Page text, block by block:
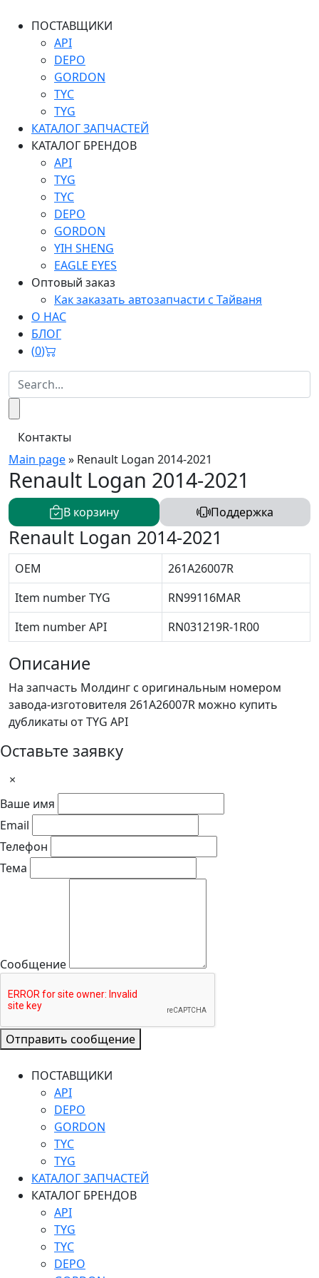
ПОСТАВЩИКИ
API
DEPO
GORDON
TYC
TYG
КАТАЛОГ ЗАПЧАСТЕЙ
КАТАЛОГ БРЕНДОВ
API
TYG
TYC
DEPO
GORDON
YIH SHENG
EAGLE EYES
Оптовый заказ
Как заказать автозапчасти с Тайваня
О НАС
БЛОГ
(0)
Контакты
Main page» Renault Logan 2014-2021
Renault Logan 2014-2021
В корзину Поддержка
Renault Logan 2014-2021
OEM
261A26007R
Item number TYG
RN99116MAR
Item number API
RN031219R-1R00
Описание
На запчасть Молдинг с оригинальным номером
завода-изготовителя 261A26007R можно купить
дубликаты от TYG API
Оставьте заявку
×
Ваше имя
Email
Телефон
Тема
Сообщение
Отправить сообщение
ПОСТАВЩИКИ
API
DEPO
GORDON
TYC
TYG
КАТАЛОГ ЗАПЧАСТЕЙ
КАТАЛОГ БРЕНДОВ
API
TYG
TYC
DEPO